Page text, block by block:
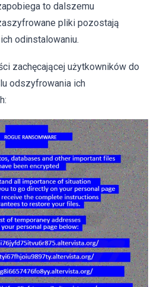
to dalszemu
pliki pozostają
odinstalowaniu.
zachęcającej użytkowników do
odszyfrowania ich